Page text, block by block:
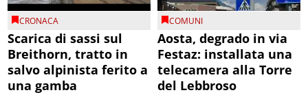
CRONACA
Scarica di sassi sul
Breithorn, tratto in
salvo alpinista ferito a
una gamba
COMUNI
Aosta, degrado in via
Festaz: installata una
telecamera alla Torre
del Lebbroso